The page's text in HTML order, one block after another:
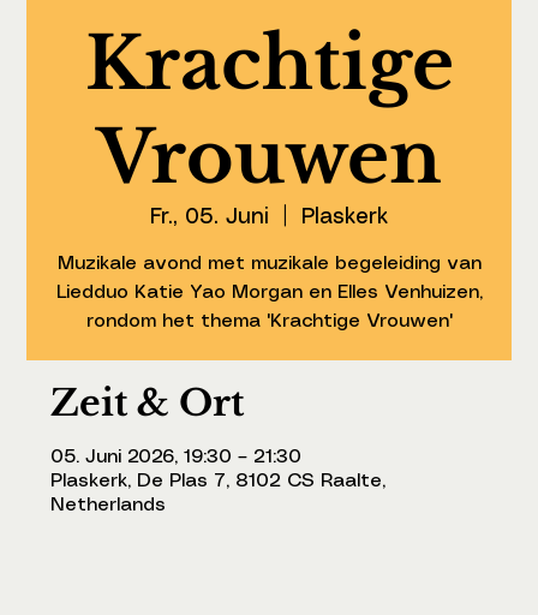
Krachtige
Vrouwen
Fr., 05. Juni Plaskerk
Muzikale avond met muzikale begeleiding van
Liedduo Katie Yao Morgan en Elles Venhuizen,
rondom het thema 'Krachtige Vrouwen'
Zeit & Ort
05. Juni 2026, 19:30 – 21:30
Plaskerk, De Plas 7, 8102 CS Raalte,
Netherlands